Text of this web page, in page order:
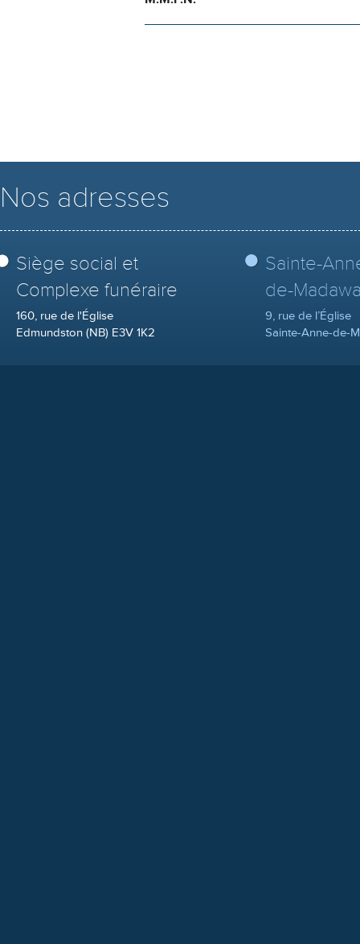
Nos adresses
Siège social et
Complexe funéraire
160, rue de l'Église
Edmundston (NB) E3V 1K2
Sainte-
de-
9, rue de l’Église
Sainte-Anne-de-